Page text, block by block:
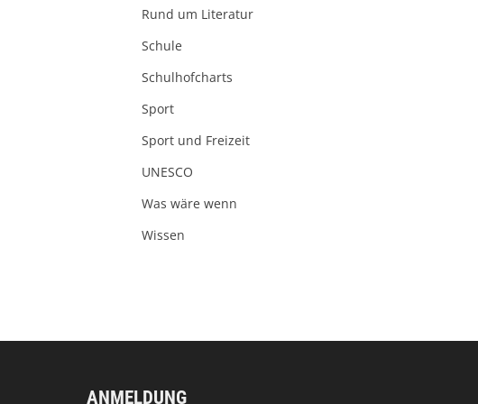
Rund um Literatur
Schule
Schulhofcharts
Sport
Sport und Freizeit
UNESCO
Was wäre wenn
Wissen
ANMELDUNG